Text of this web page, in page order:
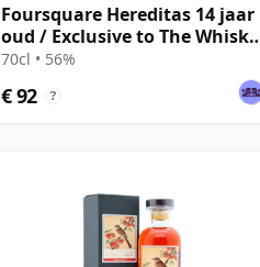
Foursquare Hereditas 14 jaar
oud / Exclusive to The Whisky
Exchange
70cl • 56%
€ 92 ?